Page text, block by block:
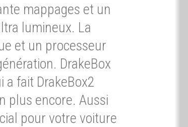
mappages et un
lumineux. La
et un processeur
DrakeBox
a fait DrakeBox2
plus encore. Aussi
pour votre voiture